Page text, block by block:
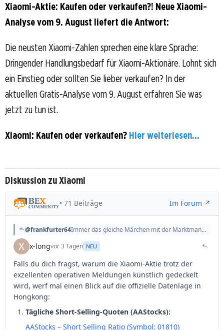
Xiaomi-Aktie: Kaufen oder verkaufen?! Neue Xiaomi-
Analyse vom 9. August liefert die Antwort:
Die neusten Xiaomi-Zahlen sprechen eine klare Sprache:
Dringender Handlungsbedarf für Xiaomi-Aktionäre. Lohnt sich
ein Einstieg oder sollten Sie lieber verkaufen? In der
aktuellen Gratis-Analyse vom 9. August erfahren Sie was
jetzt zu tun ist.
Xiaomi: Kaufen oder verkaufen? Hier weiterlesen...
Diskussion zu Xiaomi